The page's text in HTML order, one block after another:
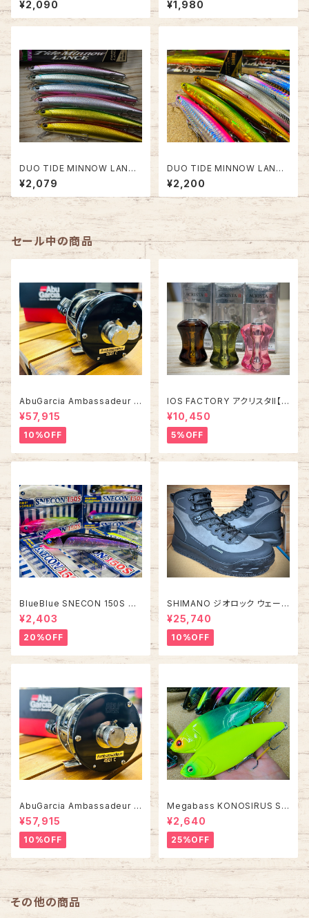
¥2,090 ¥1,980
DUO TIDE MINNOW LANCE
140S【UV&GLOWダブルカラ
ー】
¥2,079
DUO TIDE MINNOW LANCE
140S 北海道限定
¥2,200
セール中の商品
AbuGarcia Ambassadeur 5
500C/5501C FACTORY TU
NED アンバサダー ファクトリー
チューン
¥57,915
10%OFF
IOS FACTORY アクリスタII【タ
イプA】
¥10,450
5%OFF
BlueBlue SNECON 150S ス
ネコン 150S
¥2,403
20%OFF
SHIMANO ジオロック ウェーデ
ィングシューズ カットピンフェル
ト FS-284Z【2026年オスス
メ！】
¥25,740
10%OFF
AbuGarcia Ambassadeur 4
501C FACTORY TUNED アン
バサダー ファクトリーチューン
¥57,915
10%OFF
Megabass KONOSIRUS S
WIMMER コノシラススイマー
¥2,640
25%OFF
その他の商品